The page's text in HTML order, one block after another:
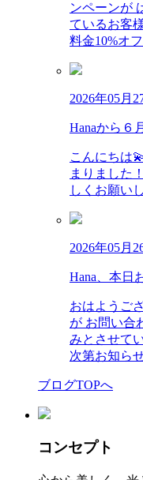
ンペーンが
ているお客
料金10%オ
2026年05月
Hanaから６
こんにちは
まりました
しくお願い
2026年05月
Hana、本日
おはようご
が お問い合
みとさせて
次第お知ら
ブログTOPへ
コンセプト